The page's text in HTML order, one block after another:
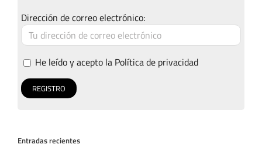
Dirección de correo electrónico:
He leído y acepto la Política de privacidad
Entradas recientes